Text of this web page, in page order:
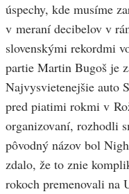
úspechy, kde musíme
v meraní decibelov v
slovenskými rekordmi
partie Martin Bugoš je
Najvysvietenejšie auto
pred piatimi rokmi v
organizovaní, rozhodli
pôvodný názov bol
zdalo, že to znie
rokoch premenovali na